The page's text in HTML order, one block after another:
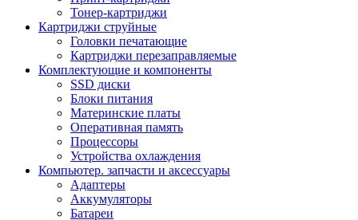
Тонер-картриджи
Картриджи струйные
Головки печатающие
Картриджи перезаправляемые
Комплектующие и компоненты
SSD диски
Блоки питания
Материнские платы
Оперативная память
Процессоры
Устройства охлаждения
Компьютер. запчасти и аксессуары
Адаптеры
Аккумуляторы
Батареи